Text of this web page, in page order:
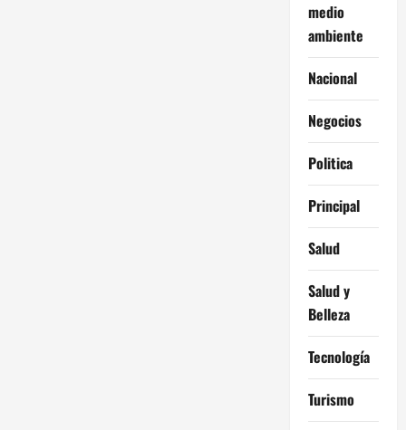
medio
ambiente
Nacional
Negocios
Politica
Principal
Salud
Salud y
Belleza
Tecnología
Turismo